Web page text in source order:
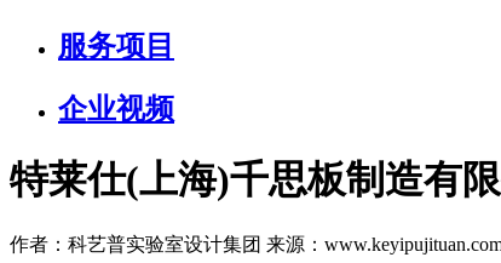
服务项目
企业视频
特莱仕(上海)千思板制造有
作者：科艺普实验室设计集团 来源：